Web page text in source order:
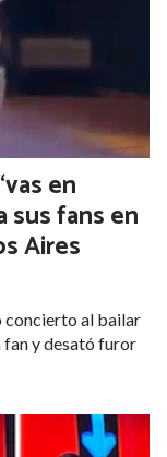
en
sus fans en
Aires
concierto al bailar
fan y desató furor